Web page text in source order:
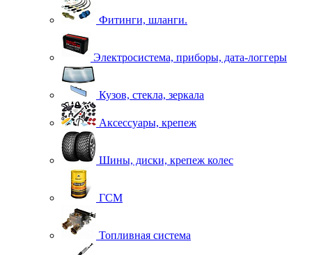
Фитинги, шланги.
Электросистема, приборы, дата-логгеры
Кузов, стекла, зеркала
Аксессуары, крепеж
Шины, диски, крепеж колес
ГСМ
Топливная система